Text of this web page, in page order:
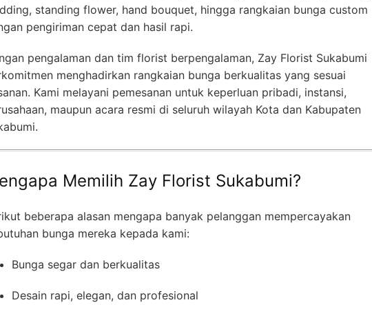
standing flower, hand bouquet, hingga rangkaian bunga custom
pengiriman cepat dan hasil rapi.
pengalaman dan tim florist berpengalaman, Zay Florist Sukabumi
menghadirkan rangkaian bunga berkualitas yang sesuai
Kami melayani pemesanan untuk keperluan pribadi, instansi,
maupun acara resmi di seluruh wilayah Kota dan Kabupaten
Memilih Zay Florist Sukabumi?
beberapa alasan mengapa banyak pelanggan mempercayakan
bunga mereka kepada kami:
Bunga segar dan berkualitas
Desain rapi, elegan, dan profesional